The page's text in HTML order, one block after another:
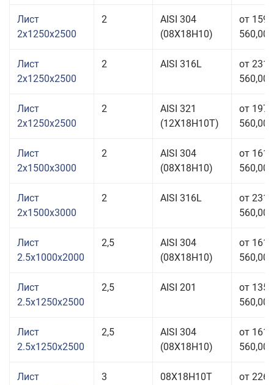
Лист
2x1250x2500
2
AISI 304
(08Х18Н10)
от 159
560,00
Лист
2x1250x2500
2 AISI 316L
от 231
560,00
Лист
2x1250x2500
2
AISI 321
(12Х18Н10Т)
от 197
560,00
Лист
2x1500x3000
2
AISI 304
(08Х18Н10)
от 161
560,00
Лист
2x1500x3000
2 AISI 316L
от 231
560,00
Лист
2.5x1000x2000
2,5
AISI 304
(08Х18Н10)
от 161
560,00
Лист
2.5x1250x2500
2,5 AISI 201
от 135
560,00
Лист
2.5x1250x2500
2,5
AISI 304
(08Х18Н10)
от 161
560,00
Лист
3 08Х18Н10Т
от 226